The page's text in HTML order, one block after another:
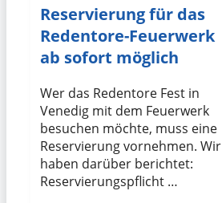
Reservierung für das
Redentore-Feuerwerk
ab sofort möglich
Wer das Redentore Fest in
Venedig mit dem Feuerwerk
besuchen möchte, muss eine
Reservierung vornehmen. Wir
haben darüber berichtet:
Reservierungspflicht …